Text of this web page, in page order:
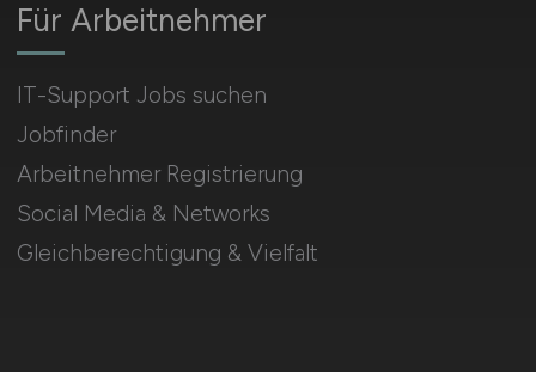
Für Arbeitnehmer
IT-Support Jobs suchen
Jobfinder
Arbeitnehmer Registrierung
Social Media & Networks
Gleichberechtigung & Vielfalt